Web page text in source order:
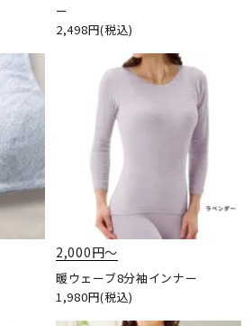
ー
2,498円(税込)
2,000円〜
暖ウェーブ8分袖インナー
1,980円(税込)